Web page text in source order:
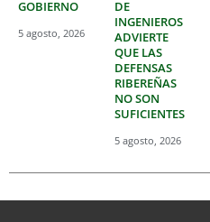
GOBIERNO
5 agosto, 2026
DE
INGENIEROS
ADVIERTE
QUE LAS
DEFENSAS
RIBEREÑAS
NO SON
SUFICIENTES
5 agosto, 2026